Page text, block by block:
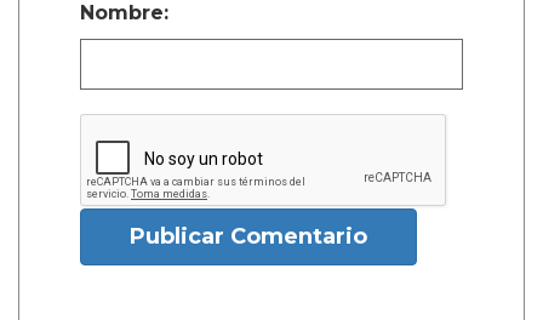
Nombre:
Publicar Comentario